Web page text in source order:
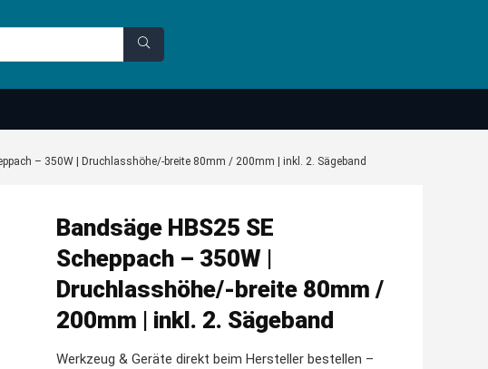
– 350W | Druchlasshöhe/-breite 80mm / 200mm | inkl. 2. Sägeband
Bandsäge HBS25 SE
Scheppach – 350W |
Druchlasshöhe/-breite 80mm /
200mm | inkl. 2. Sägeband
Werkzeug & Geräte direkt beim Hersteller bestellen –